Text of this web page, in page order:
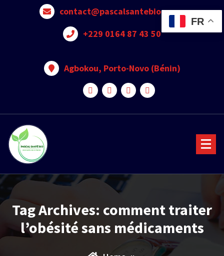
contact@pascalsantebio.com
+229 0164 87 43 50
Agbokou, Porto-Novo (Bénin)
Tag Archives: comment traiter
l’obésité sans médicaments
FR